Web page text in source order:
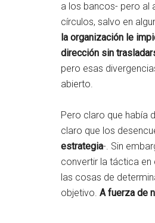
a los bancos- pero al
círculos, salvo en
la organización le
dirección sin
pero esas
abierto.
Pero claro que había
claro que los
estrategia-. Sin
convertir la táctica en
las cosas de
objetivo. A fuerza de